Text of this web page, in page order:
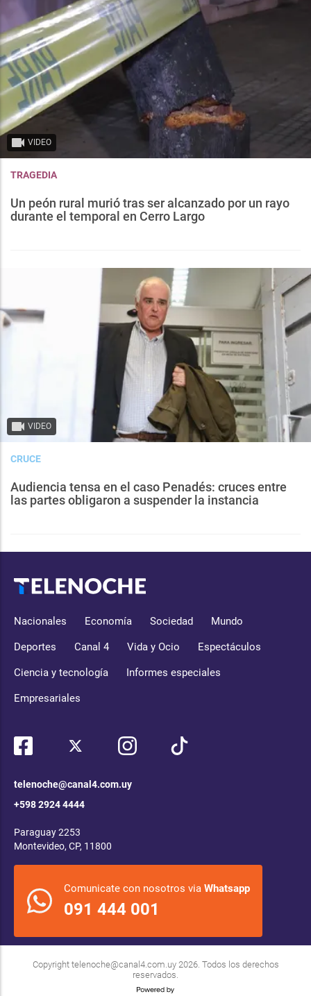
VIDEO
TRAGEDIA
Un peón rural murió tras ser alcanzado por un rayo
durante el temporal en Cerro Largo
VIDEO
CRUCE
Audiencia tensa en el caso Penadés: cruces entre
las partes obligaron a suspender la instancia
Nacionales Economía Sociedad Mundo
Deportes Canal 4 Vida y Ocio Espectáculos
Ciencia y tecnología Informes especiales
Empresariales
telenoche@canal4.com.uy
+598 2924 4444
Paraguay 2253
Montevideo, CP, 11800
Comunicate con nosotros via Whatsapp
091 444 001
Copyright telenoche@canal4.com.uy2026. Todos los derechos
reservados.